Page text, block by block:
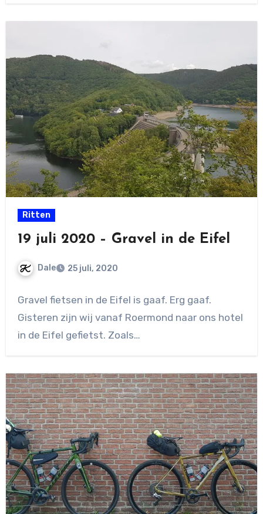
Ritten
19 juli 2020 – Gravel in de Eifel
Dale 25 juli, 2020
reacties
Gravel fietsen in de Eifel is gaaf. Erg gaaf.
Gisteren zijn wij vanaf Roermond naar ons hotel
in de Eifel gefietst. Zoals…